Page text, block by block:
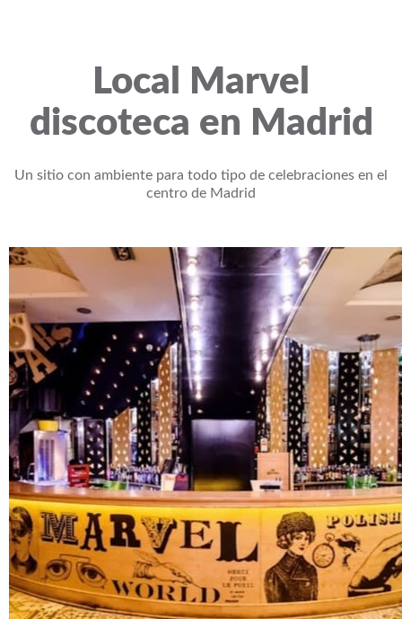
Local Marvel
discoteca en Madrid
Un sitio con ambiente para todo tipo de celebraciones en el
centro de Madrid